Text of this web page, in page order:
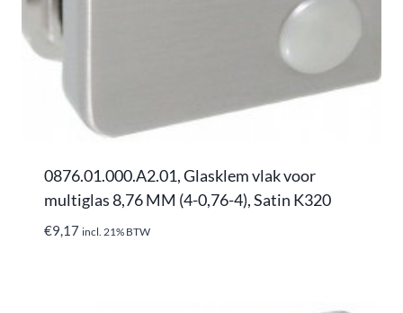
0876.01.000.A2.01, Glasklem vlak voor
multiglas 8,76 MM (4-0,76-4), Satin K320
€9,17 incl. 21% BTW